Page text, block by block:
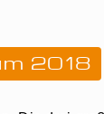
2018